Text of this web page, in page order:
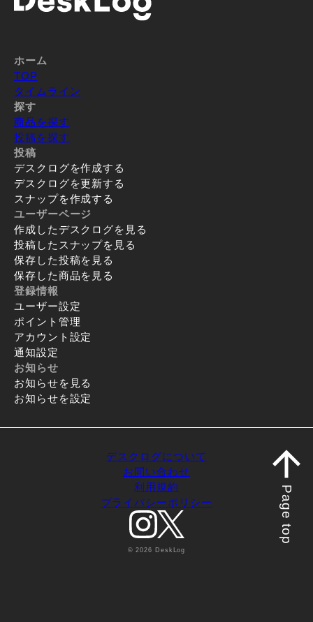
ホーム
TOP
タイムライン
探す
商品を探す
投稿を探す
投稿
デスクログを作成する
デスクログを更新する
スナップを作成する
ユーザーページ
作成したデスクログを見る
投稿したスナップを見る
保存した投稿を見る
保存した商品を見る
登録情報
ユーザー設定
ポイント管理
アカウント設定
通知設定
お知らせ
お知らせを見る
お知らせを設定
デスクログについて
お問い合わせ
利用規約
プライバシーポリシー
© 2026 DeskLog
Page top